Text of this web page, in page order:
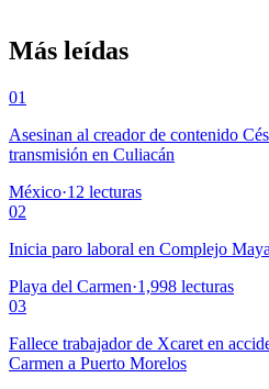
Más leídas
01
Asesinan al creador de contenido
transmisión en Culiacán
México·12 lecturas
02
Inicia paro laboral en Complejo
Playa del Carmen·1,998 lecturas
03
Fallece trabajador de Xcaret en
Carmen a Puerto Morelos